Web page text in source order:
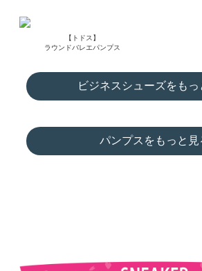
【トドス】
ラウンドバレエパンプス
ビジネスシューズをもっ
パンプスをもっと見